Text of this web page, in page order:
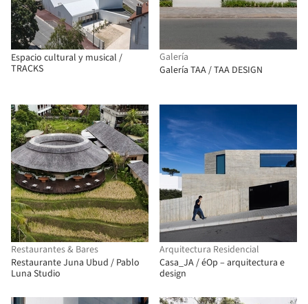
Espacio cultural y musical /
TRACKS
Galería
Galería TAA / TAA DESIGN
Restaurantes & Bares
Restaurante Juna Ubud / Pablo
Luna Studio
Arquitectura Residencial
Casa_JA / éOp – arquitectura e
design